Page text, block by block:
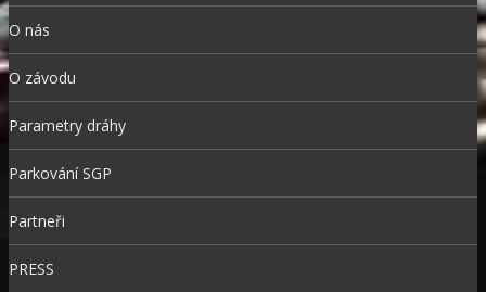
O nás
O závodu
Parametry dráhy
Parkování SGP
Partneři
PRESS